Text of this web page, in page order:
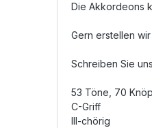
Die Akkordeons
Gern erstellen
Schreiben Sie
53 Töne, 70
C-Griff
III-chörig